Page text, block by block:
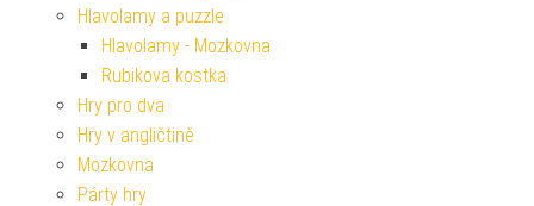
Hlavolamy a puzzle
Hlavolamy - Mozkovna
Rubikova kostka
Hry pro dva
Hry v angličtině
Mozkovna
Párty hry